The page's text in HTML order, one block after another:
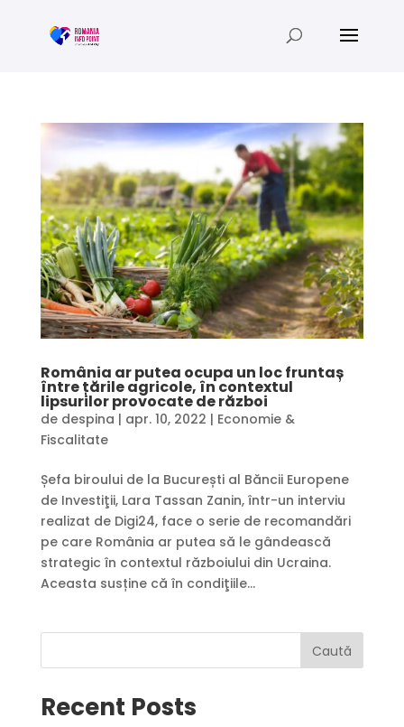
România ar putea ocupa un loc fruntaș
între țările agricole, în contextul
lipsurilor provocate de război
de despina | apr. 10, 2022 | Economie &
Fiscalitate
Șefa biroului de la București al Băncii Europene
de Investiţii, Lara Tassan Zanin, într-un interviu
realizat de Digi24, face o serie de recomandări
pe care România ar putea să le gândească
strategic în contextul războiului din Ucraina.
Aceasta susține că în condiţiile...
Caută
Recent Posts